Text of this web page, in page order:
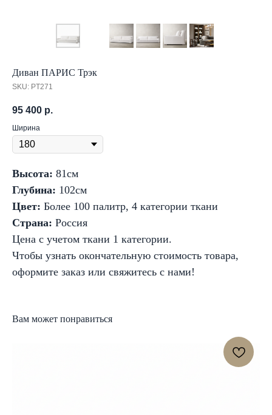
Диван ПАРИС Трэк
SKU: PT271
95 400 р.
Ширина
Высота: 81см
Глубина: 102см
Цвет: Более 100 палитр, 4 категории ткани
Страна: Россия
Цена с учетом ткани 1 категории.
Чтобы узнать окончательную стоимость товара,
оформите заказ или свяжитесь с нами!
Вам может понравиться